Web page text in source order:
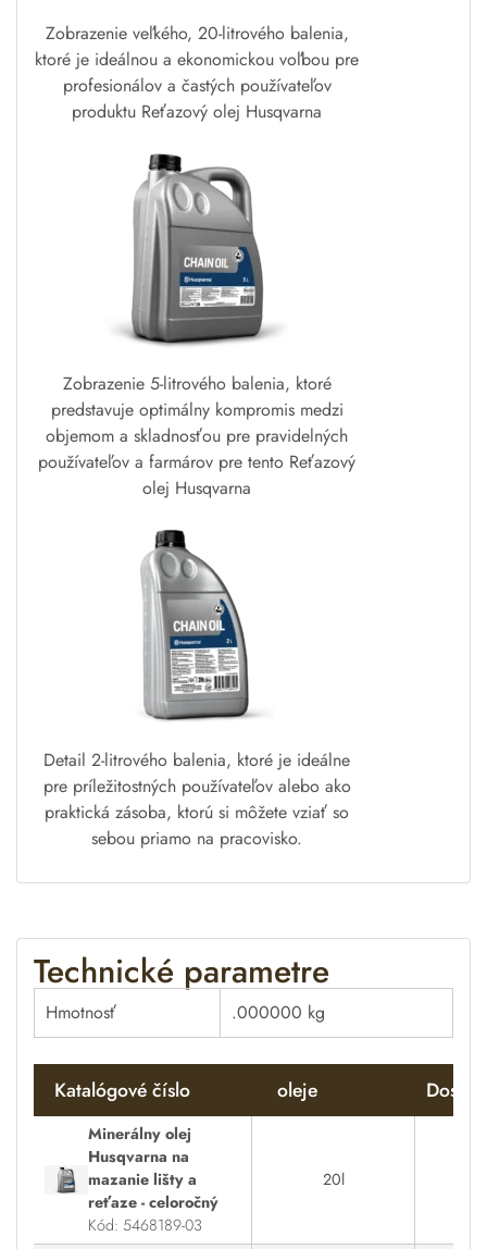
Zobrazenie veľkého, 20-litrového balenia,
ktoré je ideálnou a ekonomickou voľbou pre
profesionálov a častých používateľov
produktu Reťazový olej Husqvarna
Zobrazenie 5-litrového balenia, ktoré
predstavuje optimálny kompromis medzi
objemom a skladnosťou pre pravidelných
používateľov a farmárov pre tento Reťazový
olej Husqvarna
Detail 2-litrového balenia, ktoré je ideálne
pre príležitostných používateľov alebo ako
praktická zásoba, ktorú si môžete vziať so
sebou priamo na pracovisko.
Technické parametre
Hmotnosť .000000 kg
Katalógové číslo oleje
Minerálny olej
Husqvarna na
mazanie lišty a
reťaze - celoročný
Kód: 5468189-03
20l